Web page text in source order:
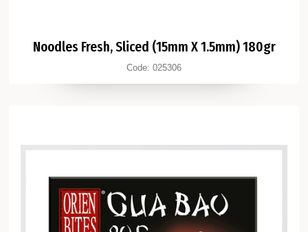
Noodles Fresh, Sliced (15mm X 1.5mm) 180gr
Code: 025306